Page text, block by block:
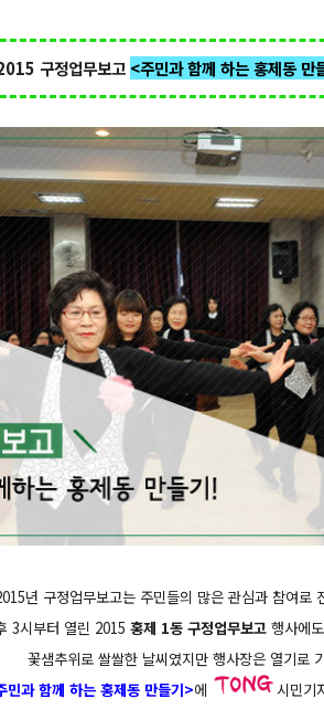
구정업무보고 <주민과 함께 하는 홍제동 만
년 구정업무보고는 주민들의 많은 관심과 참여로
3시부터 열린 2015 홍제 1동 구정업무보고 행사에
꽃샘추위로 쌀쌀한 날씨였지만 행사장은 열기로
민과 함께 하는 홍제동 만들기>에 시민기